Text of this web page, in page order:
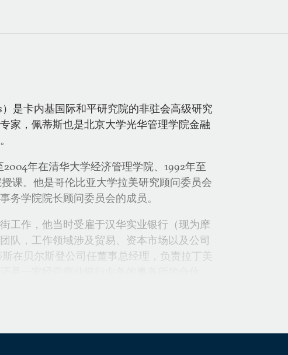
是卡内基国际和平研究院的非驻会高级研究
家，佩蒂斯也是北京大学光华管理学院金融
年在清华大学经济管理学院、1992年至
课。他是哥伦比亚大学拉美研究顾问委员会
务学院院长顾问委员会的成员。
工作，他当时受雇于汉华实业银行（现为摩
队，工作领域涉及贸易、资本市场以及公司
在贝尔斯登公司任董事总经理，负责拉丁美
资产证券化的业务。另外，他还受雇于瑞士